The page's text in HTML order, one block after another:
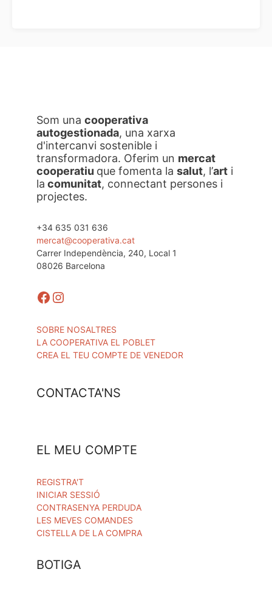
Som una cooperativa
autogestionada, una xarxa
d'intercanvi sostenible i
transformadora. Oferim un mercat
cooperatiu que fomenta la salut, l’art i
la comunitat, connectant persones i
projectes.
+34 635 031 636
mercat@cooperativa.cat
Carrer Independència, 240, Local 1
08026 Barcelona
Facebook
Instagram
SOBRE NOSALTRES
LA COOPERATIVA EL POBLET
CREA EL TEU COMPTE DE VENEDOR
CONTACTA'NS
EL MEU COMPTE
REGISTRA'T
INICIAR SESSIÓ
CONTRASENYA PERDUDA
LES MEVES COMANDES
CISTELLA DE LA COMPRA
BOTIGA